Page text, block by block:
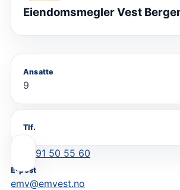
Eiendomsmegler Vest
Ansatte
9
Tlf.
91 50 55 60
E-post
emv@emvest.no